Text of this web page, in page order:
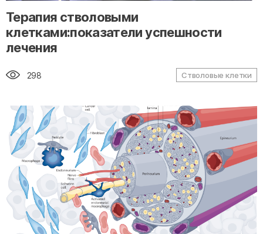
" alt="loading" class="img-responsive"/>
Терапия стволовыми
клетками:показатели успешности
лечения
298 Стволовые клетки